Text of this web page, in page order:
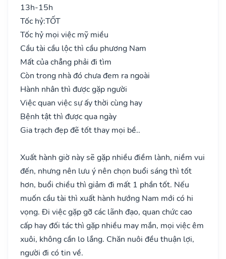
13h-15h
Tốc hỷ:TỐT
Tốc hỷ mọi việc mỹ miều
Cầu tài cầu lộc thì cầu phương Nam
Mất của chẳng phải đi tìm
Còn trong nhà đó chưa đem ra ngoài
Hành nhân thì được gặp người
Việc quan việc sự ấy thời cùng hay
Bệnh tật thì được qua ngày
Gia trạch đẹp đẽ tốt thay mọi bề..
Xuất hành giờ này sẽ gặp nhiều điềm lành, niềm vui
đến, nhưng nên lưu ý nên chọn buổi sáng thì tốt
hơn, buổi chiều thì giảm đi mất 1 phần tốt. Nếu
muốn cầu tài thì xuất hành hướng Nam mới có hi
vọng. Đi việc gặp gỡ các lãnh đạo, quan chức cao
cấp hay đối tác thì gặp nhiều may mắn, mọi việc êm
xuôi, không cần lo lắng. Chăn nuôi đều thuận lợi,
người đi có tin về.